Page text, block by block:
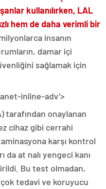
kullanılırken, LAL
hem de daha verimli bir
insanın
damar içi
sağlamak için
inline-adv’>
tarafından onaylanan
cihaz gibi cerrahi
karşı kontrol
da at nalı yengeci kanı
Bu test olmadan,
tedavi ve koruyucu